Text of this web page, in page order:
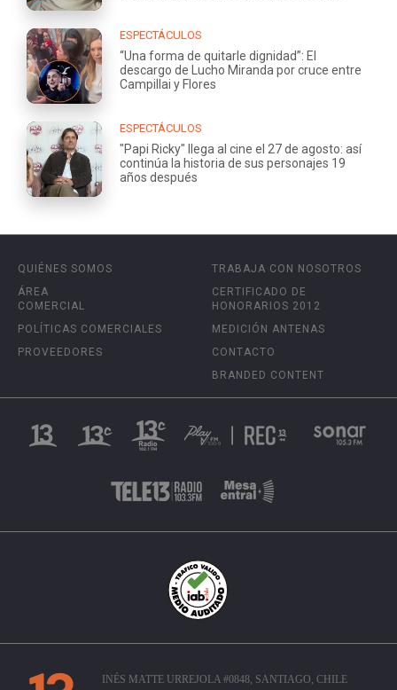
ESPECTÁCULOS
“Una forma de quitarle dignidad”: El
descargo de Lucho Miranda por cruce entre
Campillai y Flores
ESPECTÁCULOS
"Papi Ricky" llega al cine el 27 de agosto: así
continúa la historia de sus personajes 19
años después
QUIÉNES SOMOS
ÁREA
COMERCIAL
POLÍTICAS COMERCIALES
PROVEEDORES
TRABAJA CON NOSOTROS
CERTIFICADO DE
HONORARIOS 2012
MEDICIÓN ANTENAS
CONTACTO
BRANDED CONTENT
INÉS MATTE URREJOLA #0848, SANTIAGO, CHILE